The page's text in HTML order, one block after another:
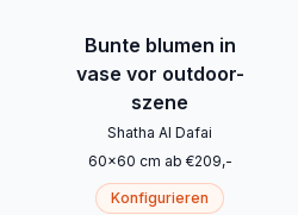
Bunte blumen in
vase vor outdoor-
szene
Shatha Al Dafai
60x60 cm ab €209,-
Konfigurieren